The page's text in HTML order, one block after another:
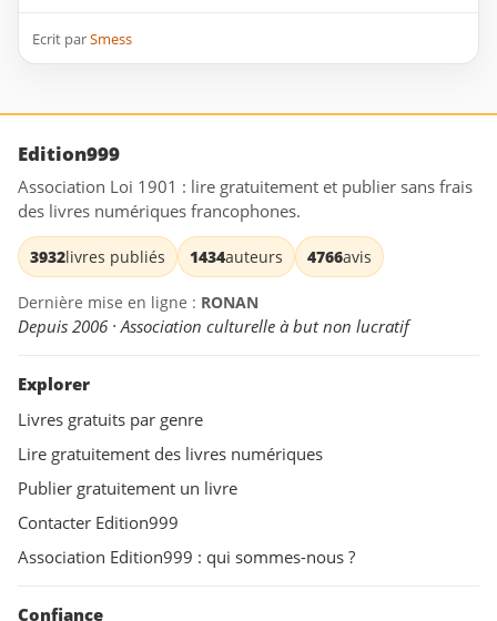
Ecrit parSmess
Edition999
Association Loi 1901 : lire gratuitement et publier sans frais
des livres numériques francophones.
3932livres publiés 1434auteurs 4766avis
Dernière mise en ligne : RONAN
Depuis 2006 · Association culturelle à but non lucratif
Explorer
Livres gratuits par genre
Lire gratuitement des livres numériques
Publier gratuitement un livre
Contacter Edition999
Association Edition999 : qui sommes-nous ?
Confiance